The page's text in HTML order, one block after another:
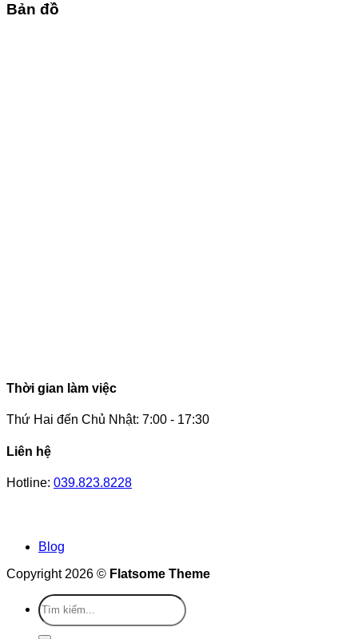
Bản đồ
Thời gian làm việc
Thứ Hai đến Chủ Nhật: 7:00 - 17:30
Liên hệ
Hotline: 039.823.8228
Blog
Copyright 2026 © Flatsome Theme